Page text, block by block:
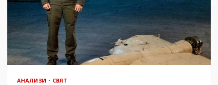
АНАЛИЗИ СВЯТ